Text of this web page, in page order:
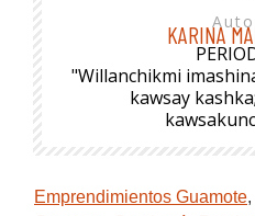
KARINA
"Willanchikmi
kawsay
Emprendimientos Guamote,